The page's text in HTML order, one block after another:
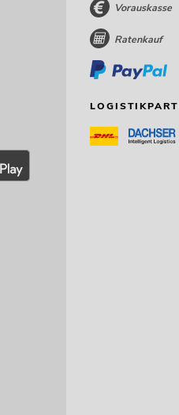
Vorauskasse
Ratenkauf